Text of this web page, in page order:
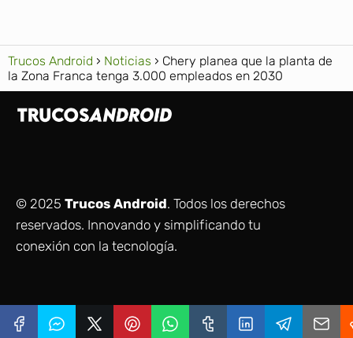
Trucos Android Noticias
Chery planea que la planta de
la Zona Franca tenga 3.000 empleados en 2030
© 2025 Trucos Android. Todos los derechos
reservados. Innovando y simplificando tu
conexión con la tecnología.